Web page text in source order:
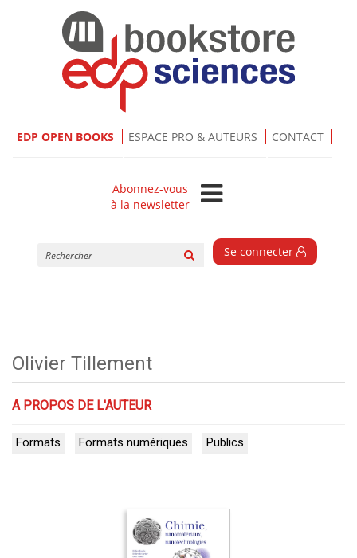
EDP OPEN BOOKS ESPACE PRO & AUTEURS CONTACT
Abonnez-vous
à la newsletter
Se connecter
Olivier Tillement
A PROPOS DE L'AUTEUR
Formats Formats numériques Publics